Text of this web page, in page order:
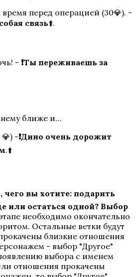
перед операцией (30💎). -
связь⬆️.
- ❗Ты переживаешь за
ближе и…
-❗Дино очень дорожит
.⬆️
чего вы хотите: подарить
или остаться одной? Выбор
необходимо окончательно
Остальные ветки будут
близкие отношения
- выбор "Другое"
выбора с именем
отношения прокачены